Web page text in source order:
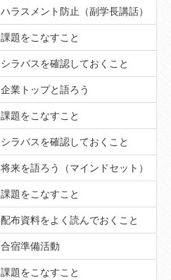
ハラスメント防止（副学長講話）
課題をこなすこと
シラバスを確認しておくこと
企業トップと語ろう
課題をこなすこと
シラバスを確認しておくこと
将来を語ろう（マインドセット）
課題をこなすこと
配布資料をよく読んでおくこと
合宿準備活動
課題をこなすこと